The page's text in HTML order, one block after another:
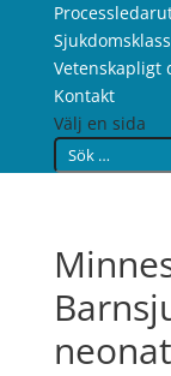
Vetenskapligt
Kontakt
Välj en sida